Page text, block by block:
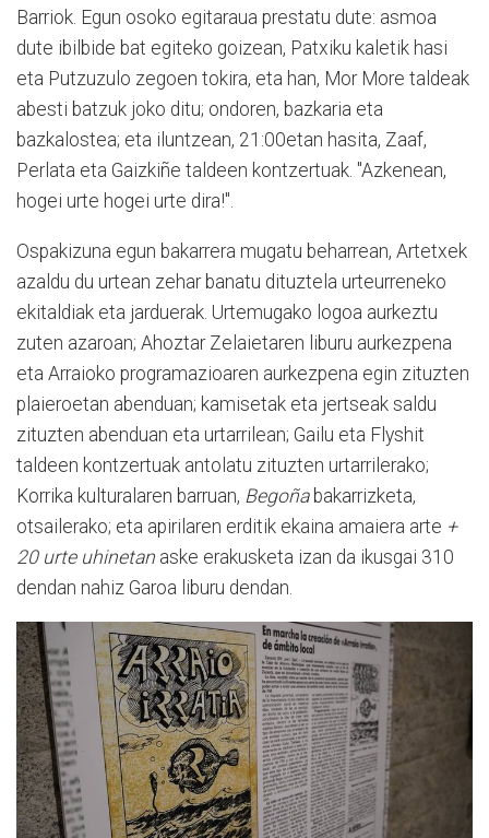
Barriok. Egun osoko egitaraua prestatu dute: asmoa
dute ibilbide bat egiteko goizean, Patxiku kaletik hasi
eta Putzuzulo zegoen tokira, eta han, Mor More taldeak
abesti batzuk joko ditu; ondoren, bazkaria eta
bazkalostea; eta iluntzean, 21:00etan hasita, Zaaf,
Perlata eta Gaizkiñe taldeen kontzertuak. "Azkenean,
hogei urte hogei urte dira!".
Ospakizuna egun bakarrera mugatu beharrean, Artetxek
azaldu du urtean zehar banatu dituztela urteurreneko
ekitaldiak eta jarduerak. Urtemugako logoa aurkeztu
zuten azaroan; Ahoztar Zelaietaren liburu aurkezpena
eta Arraioko programazioaren aurkezpena egin zituzten
plaieroetan abenduan; kamisetak eta jertseak saldu
zituzten abenduan eta urtarrilean; Gailu eta Flyshit
taldeen kontzertuak antolatu zituzten urtarrilerako;
Korrika kulturalaren barruan, Begoñabakarrizketa,
otsailerako; eta apirilaren erditik ekaina amaiera arte +
20 urte uhinetan aske erakusketa izan da ikusgai 310
dendan nahiz Garoa liburu dendan.